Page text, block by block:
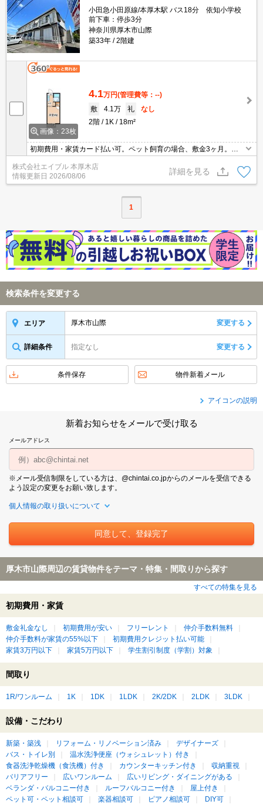
小田急小田原線/本厚木駅 バス18分 依知小学校
前下車：停歩3分
神奈川県厚木市山際
築33年
2階建
画像：23枚
4.1万円(管理費等：--)
敷
4.1万 礼
なし
2階
1K 18m²
初期費用・家賃カード払い可。ペット飼育の場合、敷金3ヶ月。給
ガスコンロ設置可。オンライン内見相談可。仲介手数料家賃の0.55
ヵ月分。
株式会社エイブル 本厚木店
情報更新日 2026/08/06
詳細を見る
1
検索条件を変更する
エリア 厚木市山際 変更する
詳細条件 指定なし 変更する
条件保存 物件新着メール
アイコンの説明
新着お知らせをメールで受け取る
メールアドレス
※メール受信制限をしている方は、@chintai.co.jpからのメールを受信できる
よう設定の変更をお願い致します。
個人情報の取り扱いについて
厚木市山際周辺の賃貸物件をテーマ・特集・間取りから探す
すべての特集を見る
初期費用・家賃
敷金礼金なし 初期費用が安い フリーレント
仲介手数料無料
仲介手数料が家賃の55%以下
初期費用クレジット払い可能
家賃3万円以下
家賃5万円以下 学生割引制度（学割）対象
間取り
1R/ワンルーム 1K 1DK 1LDK 2K/2DK 2LDK 3LDK
設備・こだわり
新築・築浅 リフォーム・リノベーション済み
デザイナーズ
バス・トイレ別
温水洗浄便座（ウォシュレット）付き
食器洗浄乾燥機（食洗機）付き
カウンターキッチン付き
収納重視
バリアフリー
広いワンルーム
広いリビング・ダイニングがある
ベランダ・バルコニー付き
ルーフバルコニー付き
屋上付き
ペット可・ペット相談可
楽器相談可 ピアノ相談可 DIY可